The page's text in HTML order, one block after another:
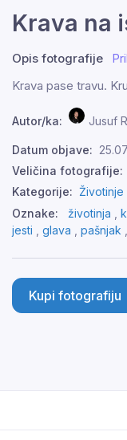
Krava na
Opis fotografije
Krava pase travu.
Autor/ka: Jusuf
Datum objave:
Veličina fotografije:
Kategorije: Životinje
Oznake:
životinja
jesti
glava pašnjak
Kupi fotografiju